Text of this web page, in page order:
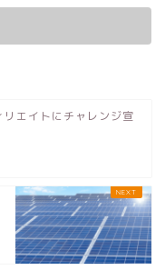
リエイトにチャレンジ宣